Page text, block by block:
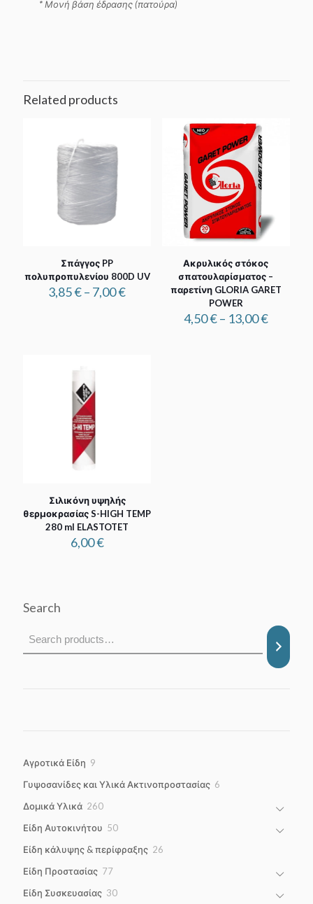
*Μονή βάση έδρασης (πατούρα)
Related products
Σπάγγος PP
πολυπροπυλενίου 800D UV
3,85€– 7,00€Price
Ακρυλικός στόκος
σπατουλαρίσματος –
παρετίνη GLORIA GARET
POWER
4,50€– 13,00€Price
Σιλικόνη υψηλής
θερμοκρασίας S-HIGH TEMP
280 ml ELASTOTET
6,00€
Search
Αγροτικά Είδη 9
Γυψοσανίδες και Υλικά Ακτινοπροστασίας 6
Δομικά Υλικά 260260
Είδη Αυτοκινήτου 5050
Είδη κάλυψης & περίφραξης 26
Είδη Προστασίας 7777
Είδη Συσκευασίας 3030